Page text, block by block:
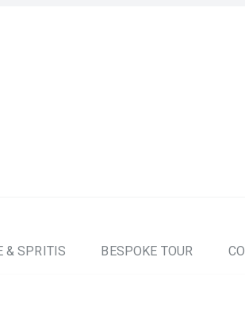
& SPRITIS BESPOKE TOUR